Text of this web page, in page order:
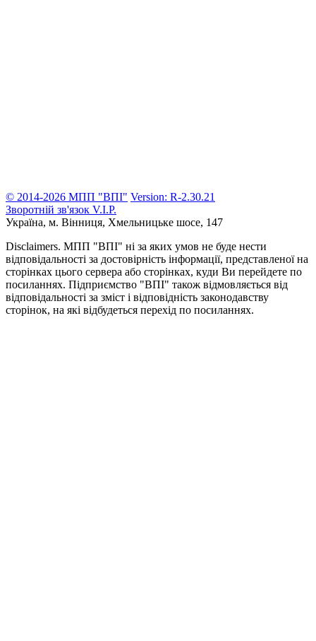
© 2014-2026 МПП "ВПІ" Version: R-2.30.21
Зворотній зв'язок V.I.P.
Україна, м. Вінниця, Хмельницьке шосе, 147
Disclaimers. МПП "ВПІ" ні за яких умов не буде нести
відповідальності за достовірність інформації, представленої на
сторінках цього сервера або сторінках, куди Ви перейдете по
посиланнях. Підприємство "ВПІ" також відмовляється від
відповідальності за зміст і відповідність законодавству
сторінок, на які відбудеться перехід по посиланнях.